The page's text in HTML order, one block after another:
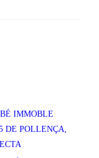
IMMOBLE
DE POLLENÇA,